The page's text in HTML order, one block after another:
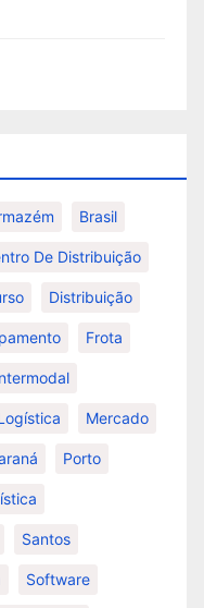
Brasil
De Distribuição
Distribuição
Frota
Mercado
Porto
Santos
Software